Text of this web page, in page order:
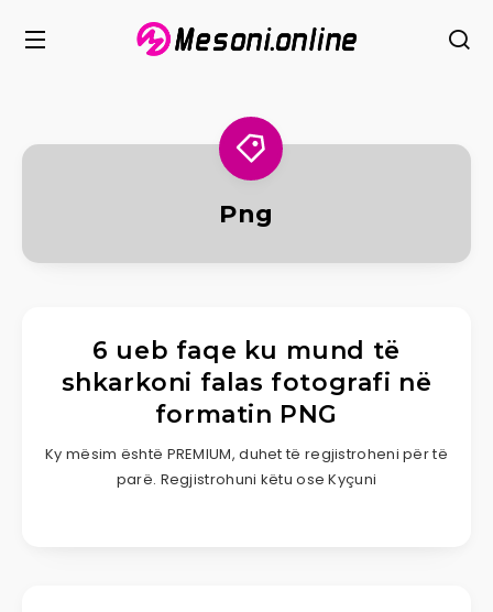
Png
6 ueb faqe ku mund të
shkarkoni falas fotografi në
formatin PNG
Ky mësim është PREMIUM, duhet të regjistroheni për të
parë. Regjistrohuni këtu ose Kyçuni